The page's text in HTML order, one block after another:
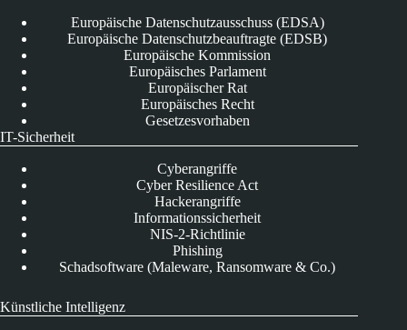
Europäische Datenschutzausschuss (EDSA)
Europäische Datenschutzbeauftragte (EDSB)
Europäische Kommission
Europäisches Parlament
Europäischer Rat
Europäisches Recht
Gesetzesvorhaben
IT-Sicherheit
Cyberangriffe
Cyber Resilience Act
Hackerangriffe
Informationssicherheit
NIS-2-Richtlinie
Phishing
Schadsoftware (Maleware, Ransomware & Co.)
Künstliche Intelligenz